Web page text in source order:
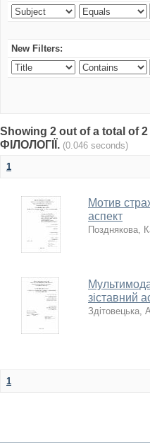
New Filters:
Showing 2 out of a total
ФІЛОЛОГІЇ. (0.046 seconds)
1
Мотив
аспект
Позднякова,
зіставний
Здітовецька,
1